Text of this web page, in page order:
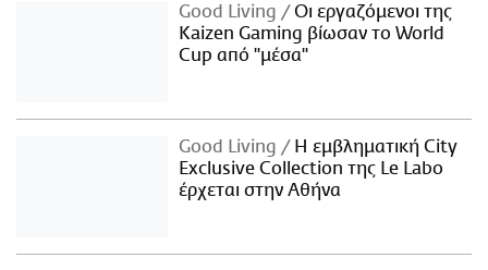
Good Living
Οι εργαζόμενοι της
Kaizen Gaming βίωσαν το World
Cup από "μέσα"
Good Living
Η εμβληματική City
Exclusive Collection της Le Labo
έρχεται στην Αθήνα